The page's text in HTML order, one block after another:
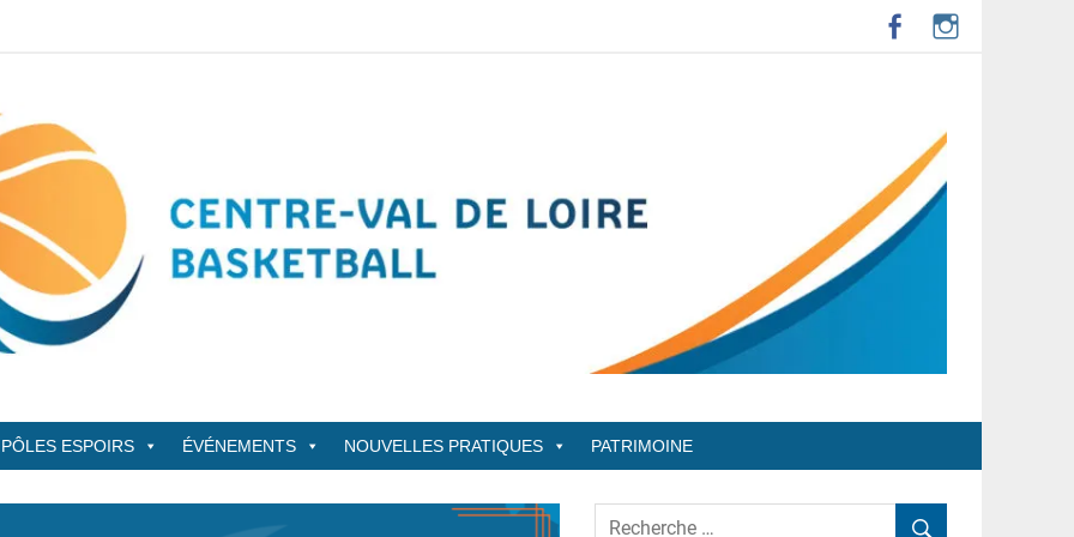
PÔLES ESPOIRS ÉVÉNEMENTS NOUVELLES PRATIQUES PATRIMOINE